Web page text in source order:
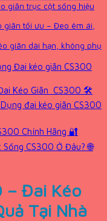
giãn trục cột sống hiệu
giãn tối ưu – Đeo êm ái,
giãn dài hạn, không phụ
Đai kéo giãn CS300
Kéo Giãn CS300 🛠️
đai kéo giãn CS300
Chính Hãng 🔐
CS300 Ở Đâu? 🌐
– Đai Kéo
Tại Nhà